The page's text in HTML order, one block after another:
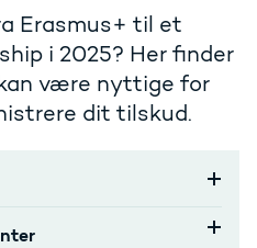
Erasmus+ til et
i 2025? Her finder
være nyttige for
dit tilskud.